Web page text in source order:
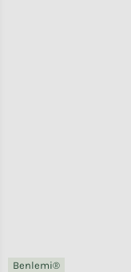
Benlemi®